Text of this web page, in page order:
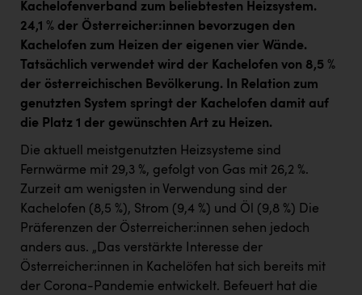
Oldtimer Raststationen und Motorhotels
Österreichischer Kachelofenverband
Orlen
Passage Linz
PÜSPÖK
REMAX
RE/MAX Welcome
Resch&Frisch
RUBBLE MASTER
Kachelofenverband zum beliebtesten Heizsystem.
24,1 % der Österreicher:innen bevorzugen den
Kachelofen zum Heizen der eigenen vier Wände.
Tatsächlich verwendet wird der Kachelofen von 8,5 %
der österreichischen Bevölkerung. In Relation zum
genutzten System springt der Kachelofen damit auf
die Platz 1 der gewünschten Art zu Heizen.
Die aktuell meistgenutzten Heizsysteme sind
Fernwärme mit 29,3 %, gefolgt von Gas mit 26,2 %.
Zurzeit am wenigsten in Verwendung sind der
Kachelofen (8,5 %), Strom (9,4 %) und Öl (9,8 %) Die
Präferenzen der Österreicher:innen sehen jedoch
anders aus. „Das verstärkte Interesse der
Österreicher:innen in Kachelöfen hat sich bereits mit
der Corona-Pandemie entwickelt. Befeuert hat die